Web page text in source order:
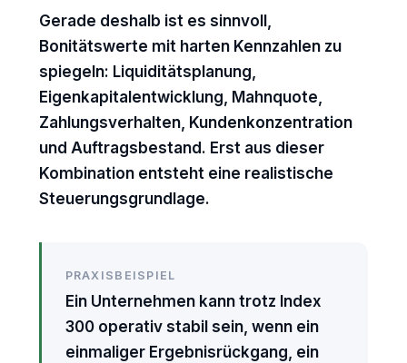
Gerade deshalb ist es sinnvoll,
Bonitätswerte mit harten Kennzahlen zu
spiegeln: Liquiditätsplanung,
Eigenkapitalentwicklung, Mahnquote,
Zahlungsverhalten, Kundenkonzentration
und Auftragsbestand. Erst aus dieser
Kombination entsteht eine realistische
Steuerungsgrundlage.
PRAXISBEISPIEL
Ein Unternehmen kann trotz Index
300 operativ stabil sein, wenn ein
einmaliger Ergebnisrückgang, ein